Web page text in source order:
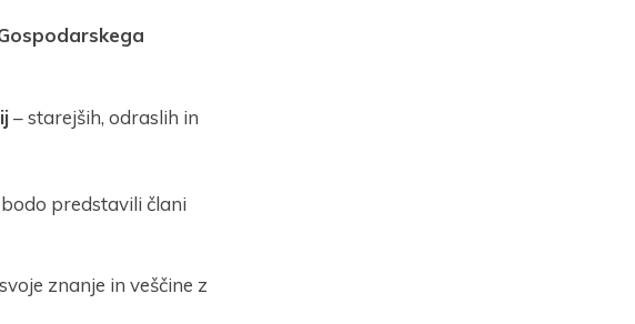
– starejših, odraslih in
predstavili člani
znanje in veščine z